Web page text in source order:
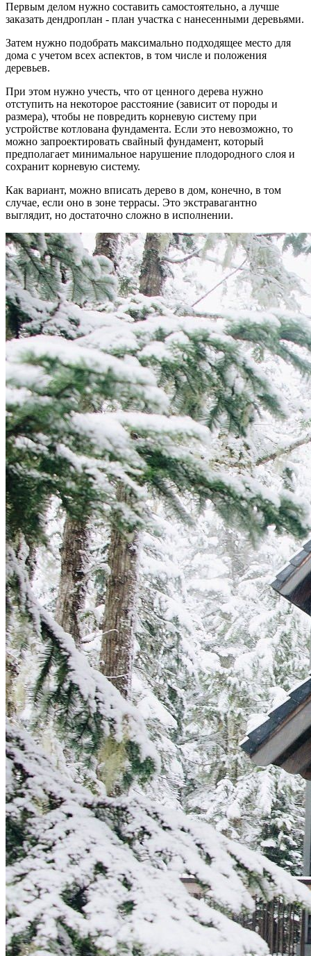
Первым делом нужно составить самостоятельно, а лучше
заказать дендроплан - план участка с нанесенными деревьями.
Затем нужно подобрать максимально подходящее место для
дома с учетом всех аспектов, в том числе и положения
деревьев.
При этом нужно учесть, что от ценного дерева нужно
отступить на некоторое расстояние (зависит от породы и
размера), чтобы не повредить корневую систему при
устройстве котлована фундамента. Если это невозможно, то
можно запроектировать свайный фундамент, который
предполагает минимальное нарушение плодородного слоя и
сохранит корневую систему.
Как вариант, можно вписать дерево в дом, конечно, в том
случае, если оно в зоне террасы. Это экстравагантно
выглядит, но достаточно сложно в исполнении.